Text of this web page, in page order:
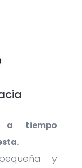
a tiempo
y